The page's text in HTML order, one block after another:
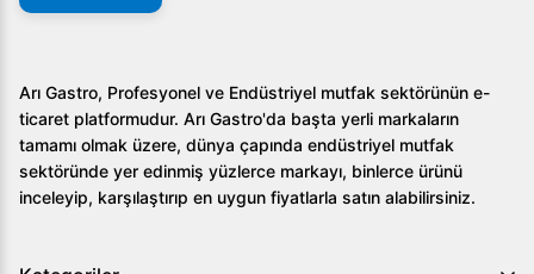
2.Soğutma sistemi nedir?
kullanılmaktadır.
3.Enerji tüketimi nasıldır?
Düşük enerji tüketimi sağlayan HFC-Free poliüretan
Arı Gastro, Profesyonel ve Endüstriyel mutfak sektörünün e-
ticaret platformudur. Arı Gastro'da başta yerli markaların
tamamı olmak üzere, dünya çapında endüstriyel mutfak
sektöründe yer edinmiş yüzlerce markayı, binlerce ürünü
inceleyip, karşılaştırıp en uygun fiyatlarla satın alabilirsiniz.